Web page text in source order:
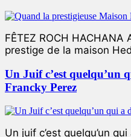
FÊTEZ ROCH HACHANA
prestige de la maison
Un Juif c’est quelqu’un
Francky Perez
Un juif c’est quelqu’un